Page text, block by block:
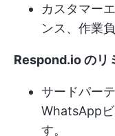
カスタマー
ンス、作業
Respond.io のリ
サードパー
WhatsApp
す。